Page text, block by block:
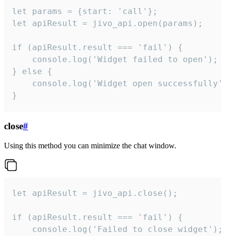
let params = {start: 'call'};
let apiResult = jivo_api.open(params);
if (apiResult.result === 'fail') {
    console.log('Widget failed to open');
} else {
console.log('Widget open
}
close#
Using this method you can minimize the chat window.
let apiResult = jivo_api.close();
if (apiResult.result === 'fail') {
    console.log('Failed to close widget');